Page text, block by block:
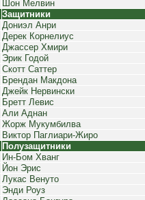
Шон Мелвин
Защитники
Дониэл Анри
Дерек Корнелиус
Джассер Хмири
Эрик Годой
Скотт Саттер
Брендан Макдона
Джейк Нервински
Бретт Левис
Али Аднан
Жорж Мукумбилва
Виктор Паглиари-Жиро
Полузащитники
Ин-Бом Хванг
Йон Эрис
Лукас Венуто
Энди Роуз